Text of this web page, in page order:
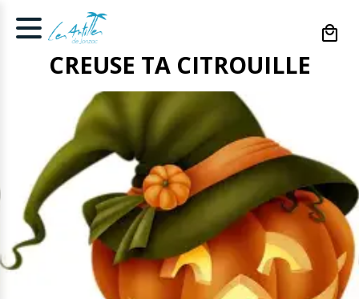
CREUSE TA CITROUILLE
Cookies management panel